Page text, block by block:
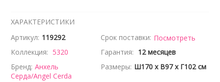
ХАРАКТЕРИСТИКИ
Артикул: 119292 Срок поставки: Посмотреть
Коллекция: 5320 Гарантия: 12 месяцев
Бренд: Анхель
Серда/Angel Cerda
Размеры: Ш170 x В97 x Г102 см